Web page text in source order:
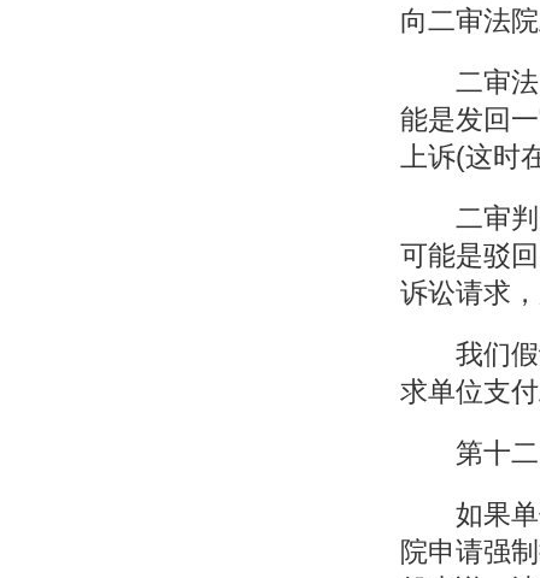
向二审法
二审法
能是发回
上诉(这
二审判
可能是驳
诉讼请求
我们假
求单位支
第十二
如果单
院申请强